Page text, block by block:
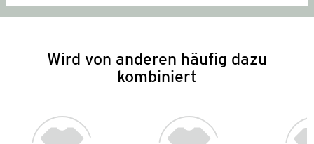
Wird von anderen häufig dazu
kombiniert